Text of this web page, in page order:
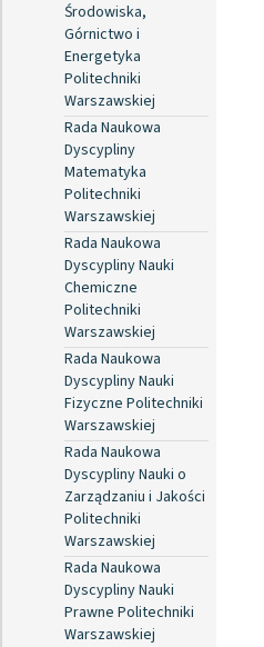
Środowiska,
Górnictwo i
Energetyka
Politechniki
Warszawskiej
Rada Naukowa
Dyscypliny
Matematyka
Politechniki
Warszawskiej
Rada Naukowa
Dyscypliny Nauki
Chemiczne
Politechniki
Warszawskiej
Rada Naukowa
Dyscypliny Nauki
Fizyczne Politechniki
Warszawskiej
Rada Naukowa
Dyscypliny Nauki o
Zarządzaniu i Jakości
Politechniki
Warszawskiej
Rada Naukowa
Dyscypliny Nauki
Prawne Politechniki
Warszawskiej